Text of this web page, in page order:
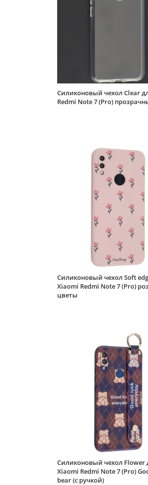
Силиконовый чехол Clear
Redmi Note 7 (Pro)
Силиконовый чехол Soft
Xiaomi Redmi Note 7 (Pro)
цветы
Силиконовый чехол Flower
Xiaomi Redmi Note 7 (Pro)
bear (с ручкой)